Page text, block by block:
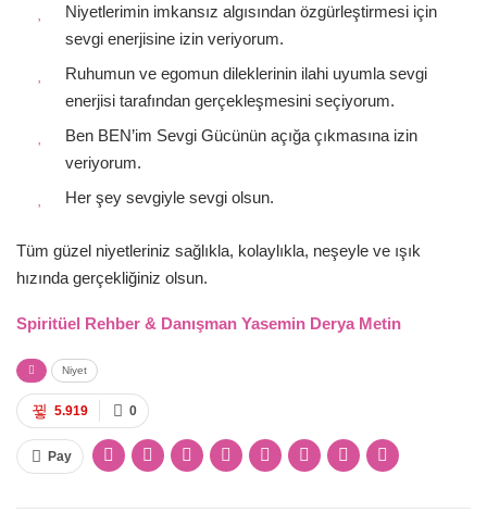
Niyetlerimin imkansız algısından özgürleştirmesi için
sevgi enerjisine izin veriyorum.
Ruhumun ve egomun dileklerinin ilahi uyumla sevgi
enerjisi tarafından gerçekleşmesini seçiyorum.
Ben BEN’im Sevgi Gücünün açığa çıkmasına izin
veriyorum.
Her şey sevgiyle sevgi olsun.
Tüm güzel niyetleriniz sağlıkla, kolaylıkla, neşeyle ve ışık
hızında gerçekliğiniz olsun.
Spiritüel Rehber & Danışman Yasemin Derya Metin
Niyet
0
5.919
Pay